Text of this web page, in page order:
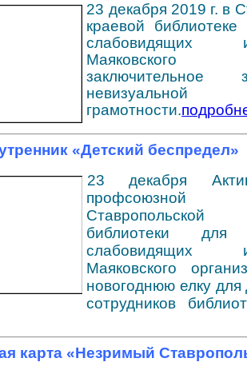
23 декабря 2019 г. в
краевой
грамотности.
«Детский беспредел»
23 декабря
профсоюзной
библиотеки
Маяковского
новогоднюю елку для
сотрудников
карта «Незримый